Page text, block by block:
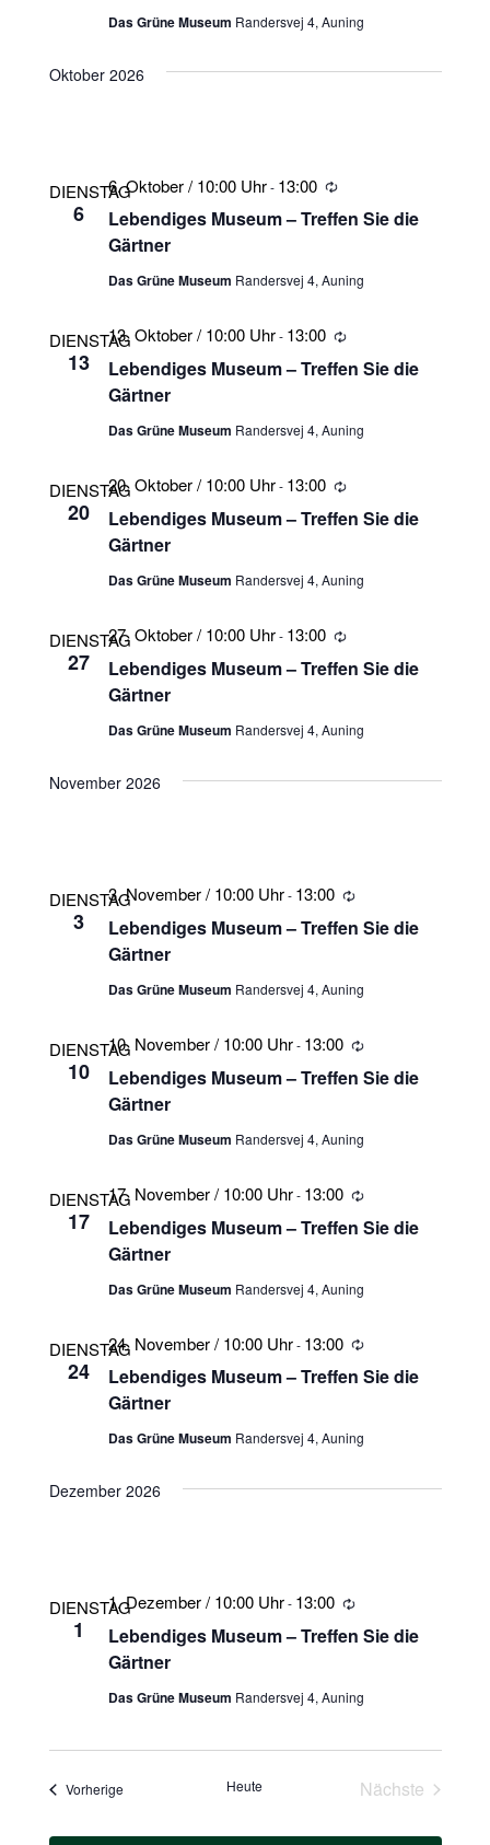
Das Grüne Museum Randersvej 4, Auning
Oktober 2026
DIENSTAG
6
Lebendiges Museum – Treffen Sie die
Gärtner
6. Oktober / 10:00 Uhr- 13:00 Wiederholung
Das Grüne Museum Randersvej 4, Auning
DIENSTAG
13
Lebendiges Museum – Treffen Sie die
Gärtner
13. Oktober / 10:00 Uhr- 13:00 Wiederholung
Das Grüne Museum Randersvej 4, Auning
DIENSTAG
20
Lebendiges Museum – Treffen Sie die
Gärtner
20. Oktober / 10:00 Uhr- 13:00 Wiederholung
Das Grüne Museum Randersvej 4, Auning
DIENSTAG
27
Lebendiges Museum – Treffen Sie die
Gärtner
27. Oktober / 10:00 Uhr- 13:00 Wiederholung
Das Grüne Museum Randersvej 4, Auning
November 2026
DIENSTAG
3
Lebendiges Museum – Treffen Sie die
Gärtner
3. November / 10:00 Uhr- 13:00 Wiederholung
Das Grüne Museum Randersvej 4, Auning
DIENSTAG
10
Lebendiges Museum – Treffen Sie die
Gärtner
10. November / 10:00 Uhr- 13:00 Wiederholung
Das Grüne Museum Randersvej 4, Auning
DIENSTAG
17
Lebendiges Museum – Treffen Sie die
Gärtner
17. November / 10:00 Uhr- 13:00 Wiederholung
Das Grüne Museum Randersvej 4, Auning
DIENSTAG
24
Lebendiges Museum – Treffen Sie die
Gärtner
24. November / 10:00 Uhr- 13:00 Wiederholung
Das Grüne Museum Randersvej 4, Auning
Dezember 2026
DIENSTAG
1
Lebendiges Museum – Treffen Sie die
Gärtner
1. Dezember / 10:00 Uhr- 13:00 Wiederholung
Das Grüne Museum Randersvej 4, Auning
VorherigeVeranstaltungen Heute
Nächste